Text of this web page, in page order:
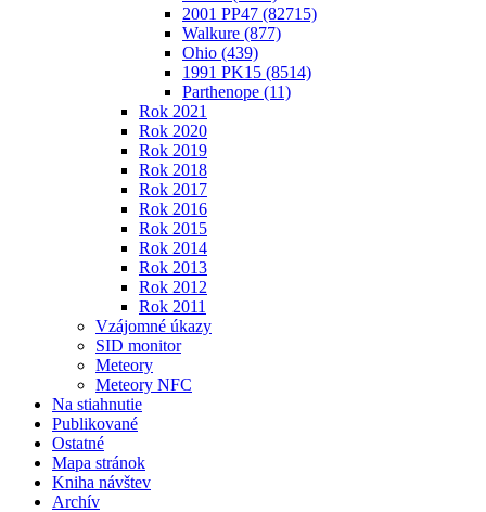
2001 PP47 (82715)
Walkure (877)
Ohio (439)
1991 PK15 (8514)
Parthenope (11)
Rok 2021
Rok 2020
Rok 2019
Rok 2018
Rok 2017
Rok 2016
Rok 2015
Rok 2014
Rok 2013
Rok 2012
Rok 2011
Vzájomné úkazy
SID monitor
Meteory
Meteory NFC
Na stiahnutie
Publikované
Ostatné
Mapa stránok
Kniha návštev
Archív